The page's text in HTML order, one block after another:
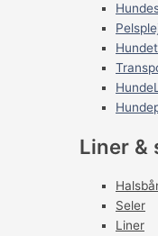
Liner &
Seler
Liner